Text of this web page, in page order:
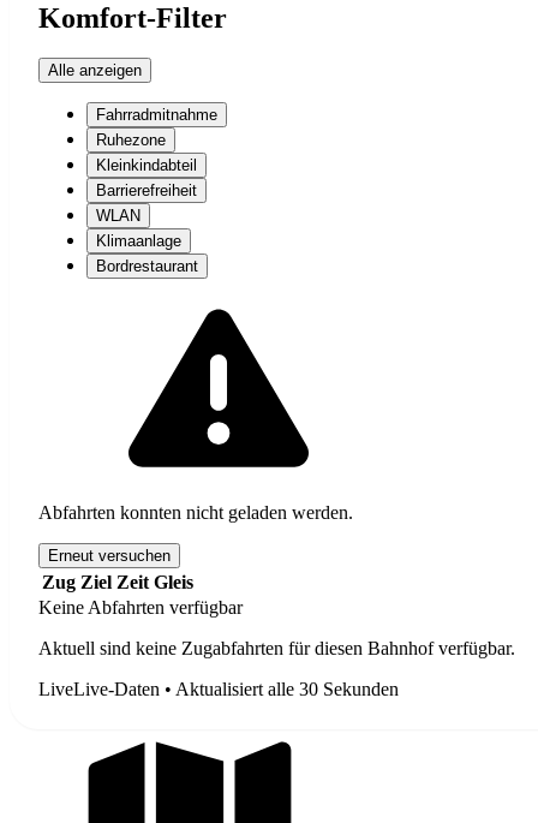
Komfort-Filter
Alle anzeigen
Fahrradmitnahme
Ruhezone
Kleinkindabteil
Barrierefreiheit
WLAN
Klimaanlage
Bordrestaurant
Abfahrten konnten nicht geladen werden.
Erneut versuchen
Zug Ziel Zeit Gleis
Keine Abfahrten verfügbar
Aktuell sind keine Zugabfahrten für diesen Bahnhof verfügbar.
LiveLive-Daten • Aktualisiert alle 30 Sekunden